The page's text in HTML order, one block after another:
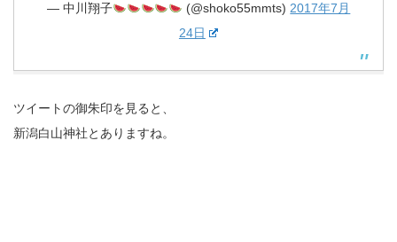
— 中川翔子 (@shoko55mmts)2017年7月
24日
ツイートの御朱印を見ると、
新潟白山神社とありますね。